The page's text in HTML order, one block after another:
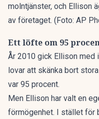
molntjänster, och Ellison
av företaget. (Foto: AP
Ett löfte om 95
År 2010 gick Ellison med
lovar att skänka bort
var 95 procent.
Men Ellison har valt en
förmögenhet. I stället för